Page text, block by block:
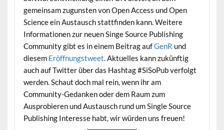
gemeinsam zugunsten von Open Access und Open
Science ein Austausch stattfinden kann. Weitere
Informationen zur neuen Singe Source Publishing
Community gibt es in einem Beitrag aufGenR und
diesem Eröffnungstweet. Aktuelles kann zukünftig
auch auf Twitter über das Hashtag #SiSoPub verfolgt
werden. Schaut doch mal rein, wenn ihr am
Community-Gedanken oder dem Raum zum
Ausprobieren und Austausch rund um Single Source
Publishing Interesse habt, wir würden uns freuen!